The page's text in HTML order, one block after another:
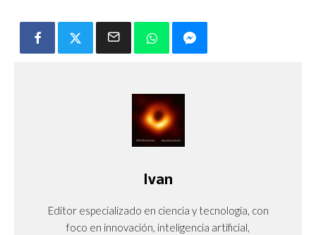
Ivan
Editor especializado en ciencia y tecnología, con
foco en innovación, inteligencia artificial,